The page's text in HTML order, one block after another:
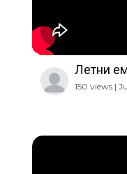
Летни
150 views |